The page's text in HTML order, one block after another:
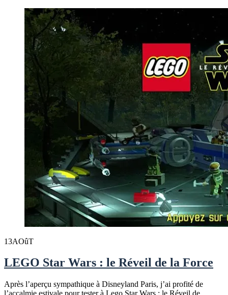
13AOûT
LEGO Star Wars : le Réveil de la Force
Après l’aperçu sympathique à Disneyland Paris, j’ai profité de